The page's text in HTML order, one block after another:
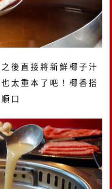
後直接將新鮮椰子汁
太重本了吧！椰香搭
口